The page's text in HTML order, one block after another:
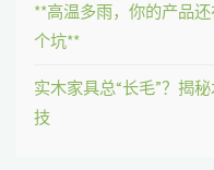
**高温多雨，你的产品
个坑**
实木家具总“长毛”？揭
技